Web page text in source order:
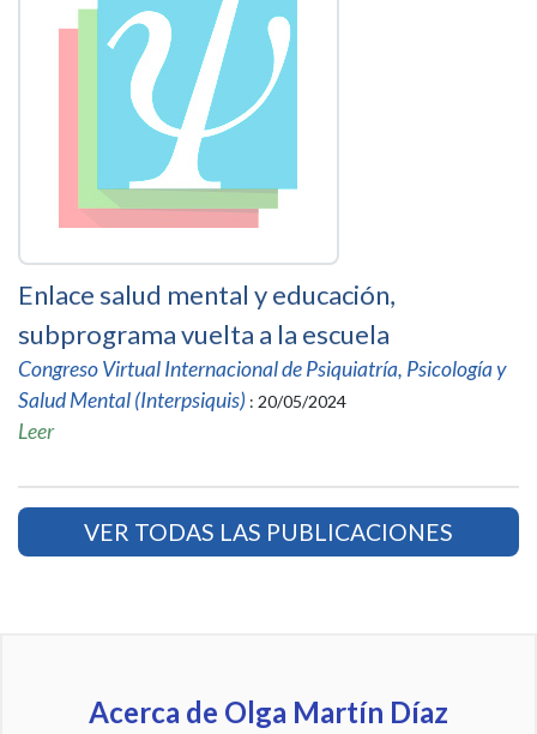
Enlace salud mental y educación,
subprograma vuelta a la escuela
Congreso Virtual Internacional de Psiquiatría, Psicología y
Salud Mental (Interpsiquis) : 20/05/2024
Leer
VER TODAS LAS PUBLICACIONES
Acerca de Olga Martín Díaz